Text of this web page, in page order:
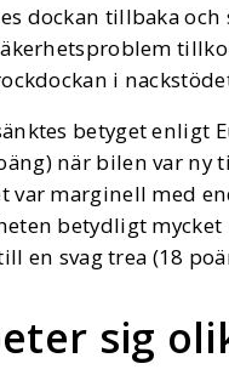
dockan tillbaka
i
betyget enligt
när bilen var ny
var marginell med
betydligt mycket
en svag trea (18
sig